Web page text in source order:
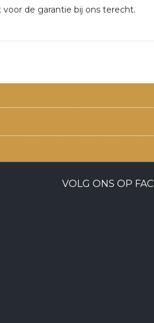
de garantie bij ons terecht.
VOLG ONS OP